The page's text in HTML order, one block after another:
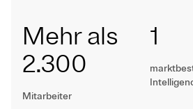
Mehr als
2.300
Mitarbeiter
1